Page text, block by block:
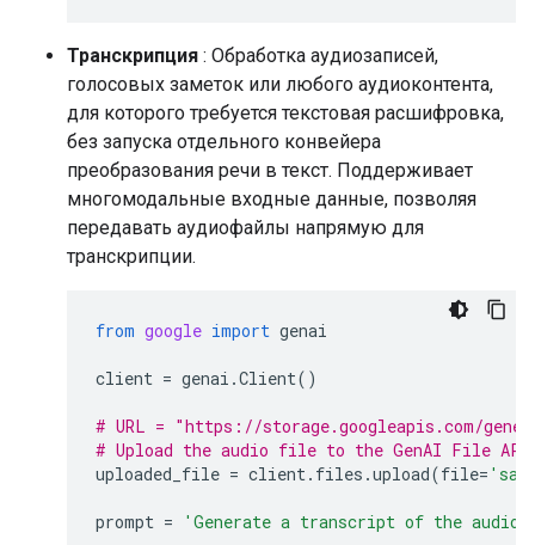
Транскрипция : Обработка аудиозаписей,
голосовых заметок или любого аудиоконтента,
для которого требуется текстовая расшифровка,
без запуска отдельного конвейера
преобразования речи в текст. Поддерживает
многомодальные входные данные, позволяя
передавать аудиофайлы напрямую для
транскрипции.
from google import genai
client = genai .Client()
# URL = "https://storage.googleapis.com/
# Upload the audio file to the GenAI File API
uploaded_file = client. files .upload(file=
prompt = 'Generate a transcript of the